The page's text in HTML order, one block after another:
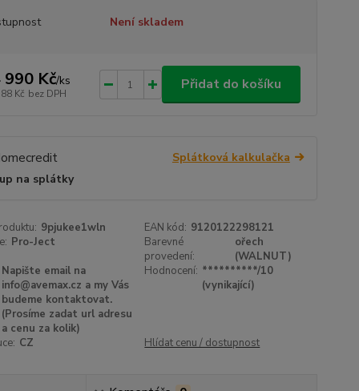
Není skladem
990 Kč/ks
Kč bez DPH
Přidat do košíku
Splátková kalkulačka
na splátky
9pjukee1wln EAN kód: 9120122298121
Pro-Ject
Barevné
provedení:
ořech
(WALNUT)
Napište email na
info@avemax.cz a my Vás
budeme kontaktovat.
(Prosíme zadat url adresu
a cenu za kolik)
Hodnocení: **********/10
(vynikající)
CZ Hlídat cenu / dostupnost